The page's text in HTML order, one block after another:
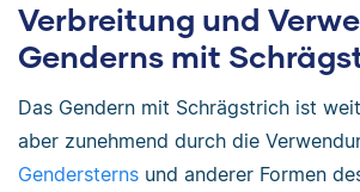
Verbreitung und
Genderns mit
Das Gendern mit Schrägstrich ist
aber zunehmend durch die
Gendersterns und anderer Formen